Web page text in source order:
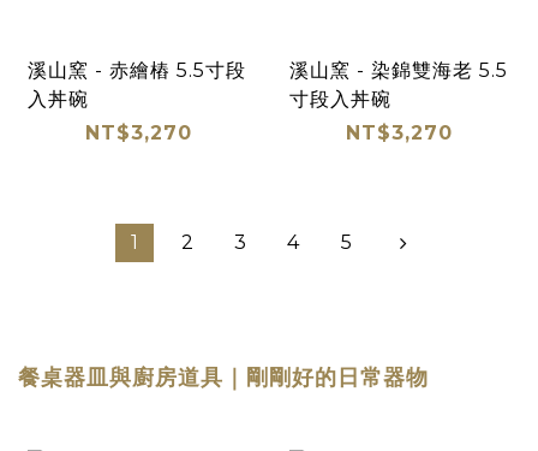
溪山窯 - 赤繪樁 5.5寸段
入丼碗
NT$3,270
溪山窯 - 染錦雙海老 5.5
寸段入丼碗
NT$3,270
1 2 3 4 5
餐桌器皿與廚房道具｜剛剛好的日常器物